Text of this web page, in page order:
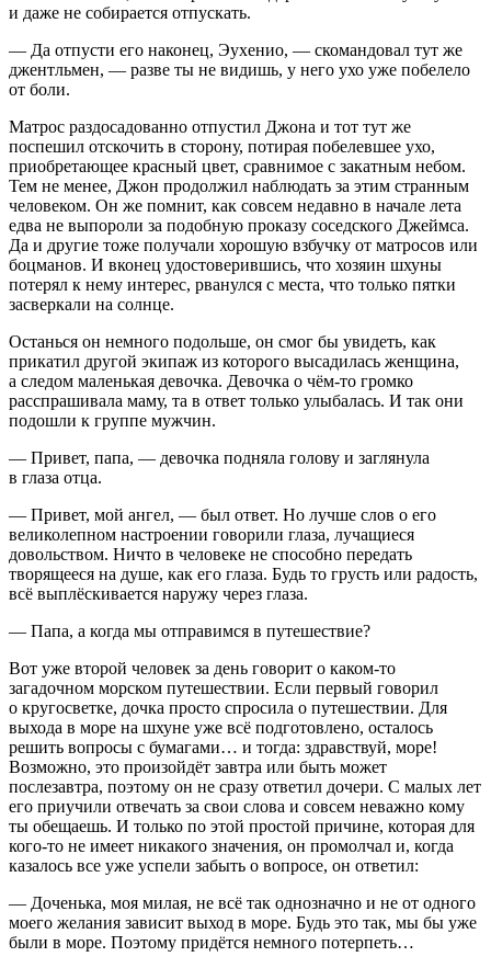
и даже не собирается отпускать.
— Да отпусти его наконец, Эухенио, — скомандовал тут же
джентльмен, — разве ты не видишь, у него ухо уже побелело
от боли.
Матрос раздосадованно отпустил Джона и тот тут же
поспешил отскочить в сторону, потирая побелевшее ухо,
приобретающее красный цвет, сравнимое с закатным небом.
Тем не менее, Джон продолжил наблюдать за этим странным
человеком. Он же помнит, как совсем недавно в начале лета
едва не выпороли за подобную проказу соседского Джеймса.
Да и другие тоже получали хорошую взбучку от матросов или
боцманов. И вконец удостоверившись, что хозяин шхуны
потерял к нему интерес, рванулся с места, что только пятки
засверкали на солнце.
Останься он немного подольше, он смог бы увидеть, как
прикатил другой экипаж из которого высадилась женщина,
а следом маленькая девочка. Девочка о чём-то громко
расспрашивала маму, та в ответ только улыбалась. И так они
подошли к группе мужчин.
— Привет, папа, — девочка подняла голову и заглянула
в глаза отца.
— Привет, мой ангел, — был ответ. Но лучше слов о его
великолепном настроении говорили глаза, лучащиеся
довольством. Ничто в человеке не способно передать
творящееся на душе, как его глаза. Будь то грусть или радость,
всё выплёскивается наружу через глаза.
— Папа, а когда мы отправимся в путешествие?
Вот уже второй человек за день говорит о каком-то
загадочном морском путешествии. Если первый говорил
о кругосветке, дочка просто спросила о путешествии. Для
выхода в море на шхуне уже всё подготовлено, осталось
решить вопросы с бумагами… и тогда: здравствуй, море!
Возможно, это произойдёт завтра или быть может
послезавтра, поэтому он не сразу ответил дочери. С малых лет
его приучили отвечать за свои слова и совсем неважно кому
ты обещаешь. И только по этой простой причине, которая для
кого-то не имеет никакого значения, он промолчал и, когда
казалось все уже успели забыть о вопросе, он ответил:
— Доченька, моя милая, не всё так однозначно и не от одного
моего желания зависит выход в море. Будь это так, мы бы уже
были в море. Поэтому придётся немного потерпеть…